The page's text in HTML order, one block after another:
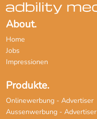
About.
Home
Jobs
Impressionen
Produkte.
Onlinewerbung - Advertiser
Aussenwerbung - Advertiser